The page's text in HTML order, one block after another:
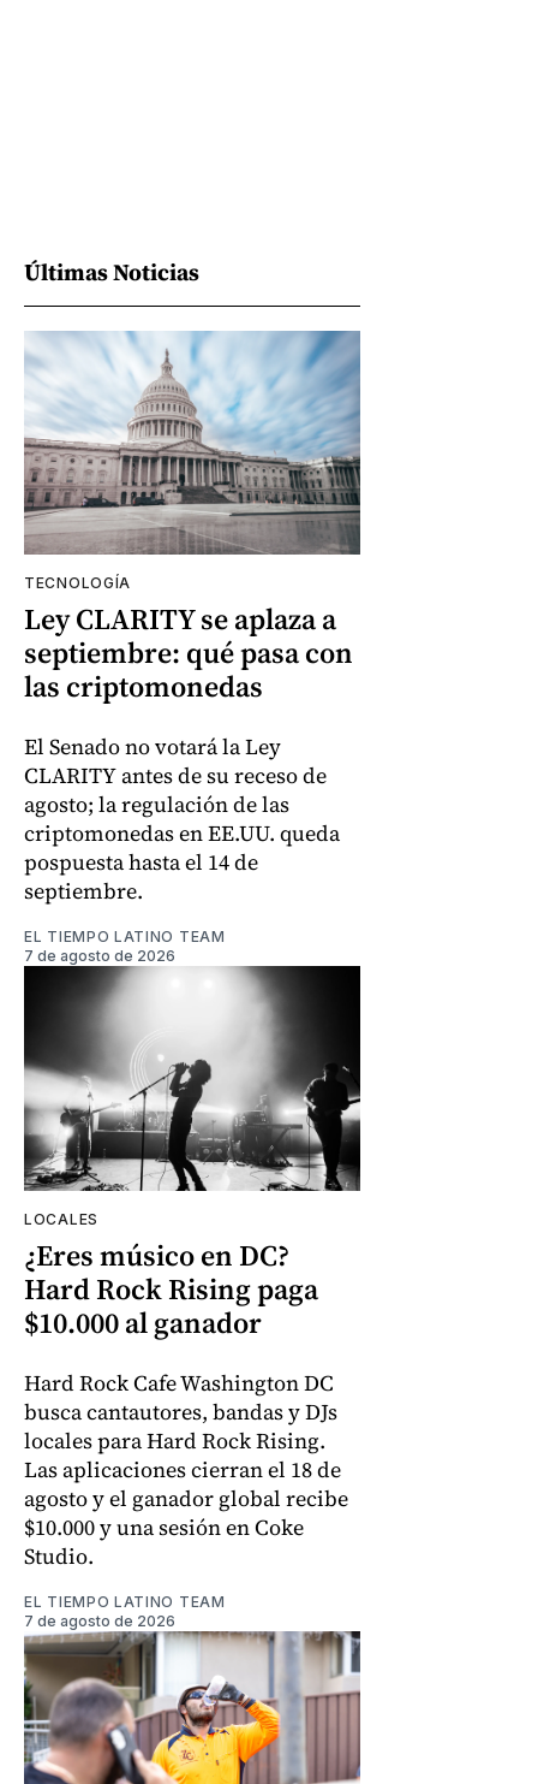
Últimas Noticias
TECNOLOGÍA
Ley CLARITY se aplaza a
septiembre: qué pasa con
las criptomonedas
El Senado no votará la Ley
CLARITY antes de su receso de
agosto; la regulación de las
criptomonedas en EE.UU. queda
pospuesta hasta el 14 de
septiembre.
EL TIEMPO LATINO TEAM
7 de agosto de 2026
LOCALES
¿Eres músico en DC?
Hard Rock Rising paga
$10.000 al ganador
Hard Rock Cafe Washington DC
busca cantautores, bandas y DJs
locales para Hard Rock Rising.
Las aplicaciones cierran el 18 de
agosto y el ganador global recibe
$10.000 y una sesión en Coke
Studio.
EL TIEMPO LATINO TEAM
7 de agosto de 2026